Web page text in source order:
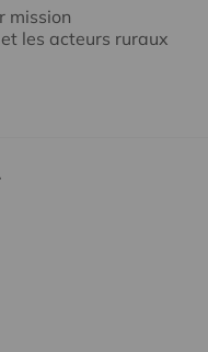
mission
les acteurs ruraux